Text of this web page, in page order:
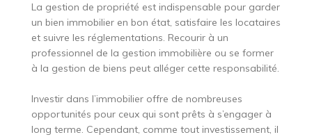
La gestion de propriété est indispensable pour garder
un bien immobilier en bon état, satisfaire les locataires
et suivre les réglementations. Recourir à un
professionnel de la gestion immobilière ou se former
à la gestion de biens peut alléger cette responsabilité.
Investir dans l’immobilier offre de nombreuses
opportunités pour ceux qui sont prêts à s’engager à
long terme. Cependant, comme tout investissement, il